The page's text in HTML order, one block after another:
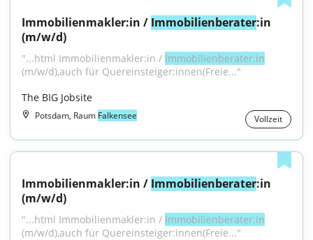
Immobilienmakler:in / Immobilienberater:in
(m/w/d)
"...html Immobilienmakler:in / Immobilienberater:in
(m/w/d),auch für Quereinsteiger:innen(Freie..."
The BIG Jobsite
Potsdam, Raum Falkensee Vollzeit
Immobilienmakler:in / Immobilienberater:in
(m/w/d)
"...html Immobilienmakler:in / Immobilienberater:in
(m/w/d),auch für Quereinsteiger:innen(Freie..."